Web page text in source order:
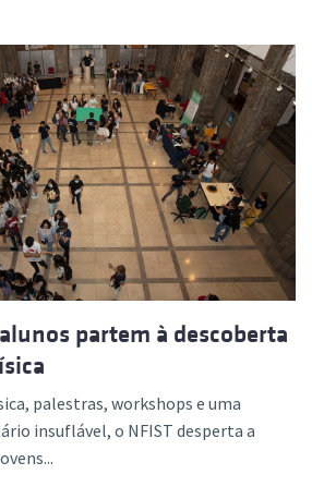
partem à descoberta
palestras, workshops e uma
insuflável, o NFIST desperta a